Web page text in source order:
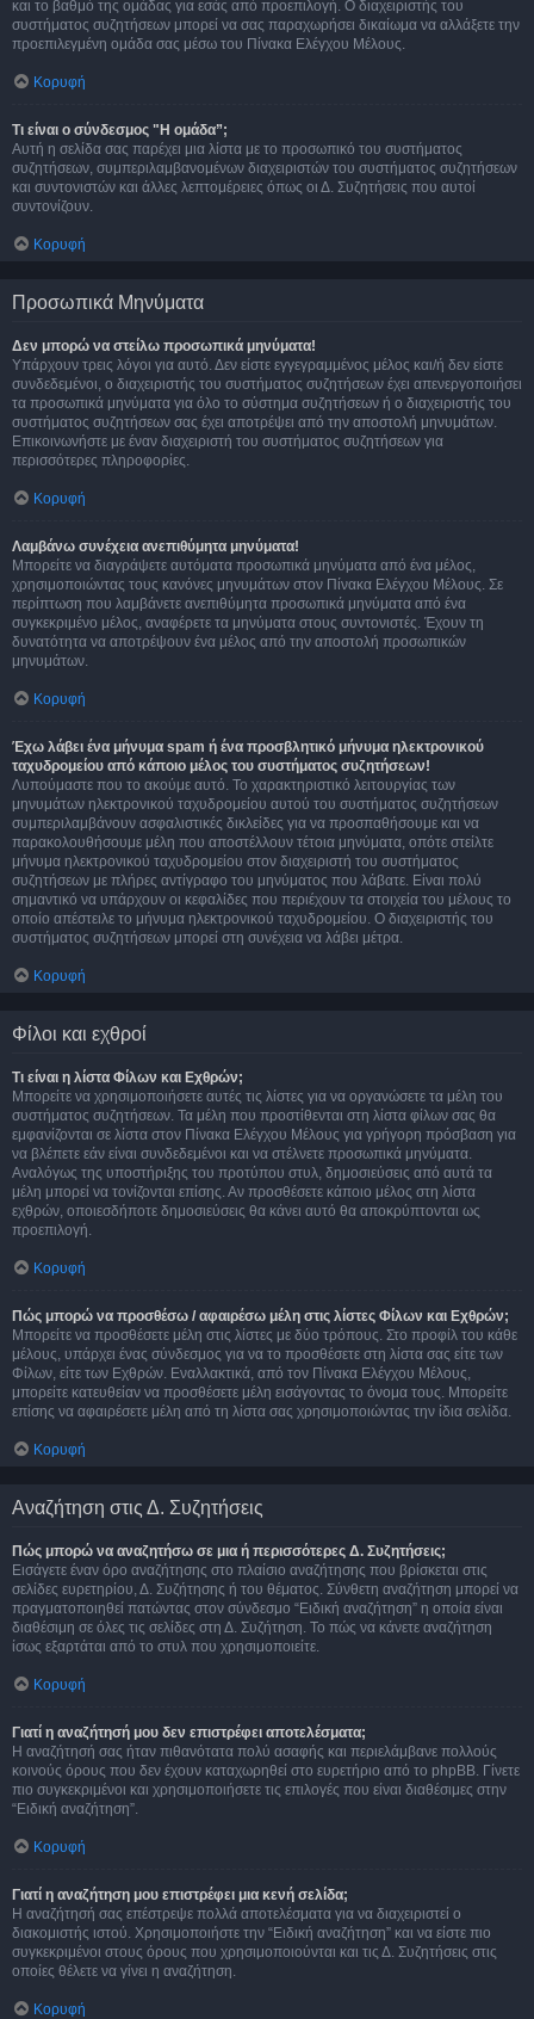
και το βαθμό της ομάδας για εσάς από προεπιλογή. Ο διαχειριστής του
συστήματος συζητήσεων μπορεί να σας παραχωρήσει δικαίωμα να αλλάξετε την
προεπιλεγμένη ομάδα σας μέσω του Πίνακα Ελέγχου Μέλους.
Κορυφή
Τι είναι ο σύνδεσμος "Η ομάδα”;
Αυτή η σελίδα σας παρέχει μια λίστα με το προσωπικό του συστήματος
συζητήσεων, συμπεριλαμβανομένων διαχειριστών του συστήματος συζητήσεων
και συντονιστών και άλλες λεπτομέρειες όπως οι Δ. Συζητήσεις που αυτοί
συντονίζουν.
Κορυφή
Προσωπικά Μηνύματα
Δεν μπορώ να στείλω προσωπικά μηνύματα!
Υπάρχουν τρεις λόγοι για αυτό. Δεν είστε εγγεγραμμένος μέλος και/ή δεν είστε
συνδεδεμένοι, ο διαχειριστής του συστήματος συζητήσεων έχει απενεργοποιήσει
τα προσωπικά μηνύματα για όλο το σύστημα συζητήσεων ή ο διαχειριστής του
συστήματος συζητήσεων σας έχει αποτρέψει από την αποστολή μηνυμάτων.
Επικοινωνήστε με έναν διαχειριστή του συστήματος συζητήσεων για
περισσότερες πληροφορίες.
Κορυφή
Λαμβάνω συνέχεια ανεπιθύμητα μηνύματα!
Μπορείτε να διαγράψετε αυτόματα προσωπικά μηνύματα από ένα μέλος,
χρησιμοποιώντας τους κανόνες μηνυμάτων στον Πίνακα Ελέγχου Μέλους. Σε
περίπτωση που λαμβάνετε ανεπιθύμητα προσωπικά μηνύματα από ένα
συγκεκριμένο μέλος, αναφέρετε τα μηνύματα στους συντονιστές. Έχουν τη
δυνατότητα να αποτρέψουν ένα μέλος από την αποστολή προσωπικών
μηνυμάτων.
Κορυφή
Έχω λάβει ένα μήνυμα spam ή ένα προσβλητικό μήνυμα ηλεκτρονικού
ταχυδρομείου από κάποιο μέλος του συστήματος συζητήσεων!
Λυπούμαστε που το ακούμε αυτό. Το χαρακτηριστικό λειτουργίας των
μηνυμάτων ηλεκτρονικού ταχυδρομείου αυτού του συστήματος συζητήσεων
συμπεριλαμβάνουν ασφαλιστικές δικλείδες για να προσπαθήσουμε και να
παρακολουθήσουμε μέλη που αποστέλλουν τέτοια μηνύματα, οπότε στείλτε
μήνυμα ηλεκτρονικού ταχυδρομείου στον διαχειριστή του συστήματος
συζητήσεων με πλήρες αντίγραφο του μηνύματος που λάβατε. Είναι πολύ
σημαντικό να υπάρχουν οι κεφαλίδες που περιέχουν τα στοιχεία του μέλους το
οποίο απέστειλε το μήνυμα ηλεκτρονικού ταχυδρομείου. Ο διαχειριστής του
συστήματος συζητήσεων μπορεί στη συνέχεια να λάβει μέτρα.
Κορυφή
Φίλοι και εχθροί
Τι είναι η λίστα Φίλων και Εχθρών;
Μπορείτε να χρησιμοποιήσετε αυτές τις λίστες για να οργανώσετε τα μέλη του
συστήματος συζητήσεων. Τα μέλη που προστίθενται στη λίστα φίλων σας θα
εμφανίζονται σε λίστα στον Πίνακα Ελέγχου Μέλους για γρήγορη πρόσβαση για
να βλέπετε εάν είναι συνδεδεμένοι και να στέλνετε προσωπικά μηνύματα.
Αναλόγως της υποστήριξης του προτύπου στυλ, δημοσιεύσεις από αυτά τα
μέλη μπορεί να τονίζονται επίσης. Αν προσθέσετε κάποιο μέλος στη λίστα
εχθρών, οποιεσδήποτε δημοσιεύσεις θα κάνει αυτό θα αποκρύπτονται ως
προεπιλογή.
Κορυφή
Πώς μπορώ να προσθέσω / αφαιρέσω μέλη στις λίστες Φίλων και Εχθρών;
Μπορείτε να προσθέσετε μέλη στις λίστες με δύο τρόπους. Στο προφίλ του κάθε
μέλους, υπάρχει ένας σύνδεσμος για να το προσθέσετε στη λίστα σας είτε των
Φίλων, είτε των Εχθρών. Εναλλακτικά, από τον Πίνακα Ελέγχου Μέλους,
μπορείτε κατευθείαν να προσθέσετε μέλη εισάγοντας το όνομα τους. Μπορείτε
επίσης να αφαιρέσετε μέλη από τη λίστα σας χρησιμοποιώντας την ίδια σελίδα.
Κορυφή
Αναζήτηση στις Δ. Συζητήσεις
Πώς μπορώ να αναζητήσω σε μια ή περισσότερες Δ. Συζητήσεις;
Εισάγετε έναν όρο αναζήτησης στο πλαίσιο αναζήτησης που βρίσκεται στις
σελίδες ευρετηρίου, Δ. Συζήτησης ή του θέματος. Σύνθετη αναζήτηση μπορεί να
πραγματοποιηθεί πατώντας στον σύνδεσμο “Ειδική αναζήτηση” η οποία είναι
διαθέσιμη σε όλες τις σελίδες στη Δ. Συζήτηση. Το πώς να κάνετε αναζήτηση
ίσως εξαρτάται από το στυλ που χρησιμοποιείτε.
Κορυφή
Γιατί η αναζήτησή μου δεν επιστρέφει αποτελέσματα;
Η αναζήτησή σας ήταν πιθανότατα πολύ ασαφής και περιελάμβανε πολλούς
κοινούς όρους που δεν έχουν καταχωρηθεί στο ευρετήριο από το phpBB. Γίνετε
πιο συγκεκριμένοι και χρησιμοποιήσετε τις επιλογές που είναι διαθέσιμες στην
“Ειδική αναζήτηση”.
Κορυφή
Γιατί η αναζήτηση μου επιστρέφει μια κενή σελίδα;
Η αναζήτησή σας επέστρεψε πολλά αποτελέσματα για να διαχειριστεί ο
διακομιστής ιστού. Χρησιμοποιήστε την “Ειδική αναζήτηση” και να είστε πιο
συγκεκριμένοι στους όρους που χρησιμοποιούνται και τις Δ. Συζητήσεις στις
οποίες θέλετε να γίνει η αναζήτηση.
Κορυφή